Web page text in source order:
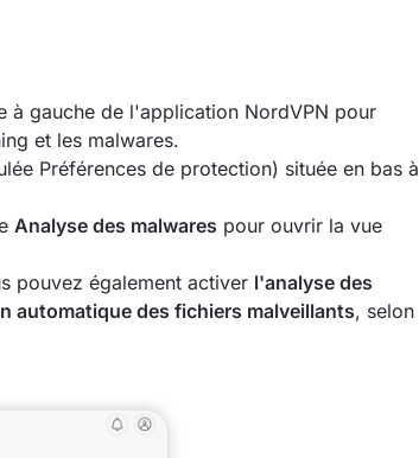
à gauche de l'application NordVPN pour
et les malwares.
Préférences de protection) située en bas à
Analyse des malwares pour ouvrir la vue
pouvez également activer l'analyse des
automatique des fichiers malveillants, selon